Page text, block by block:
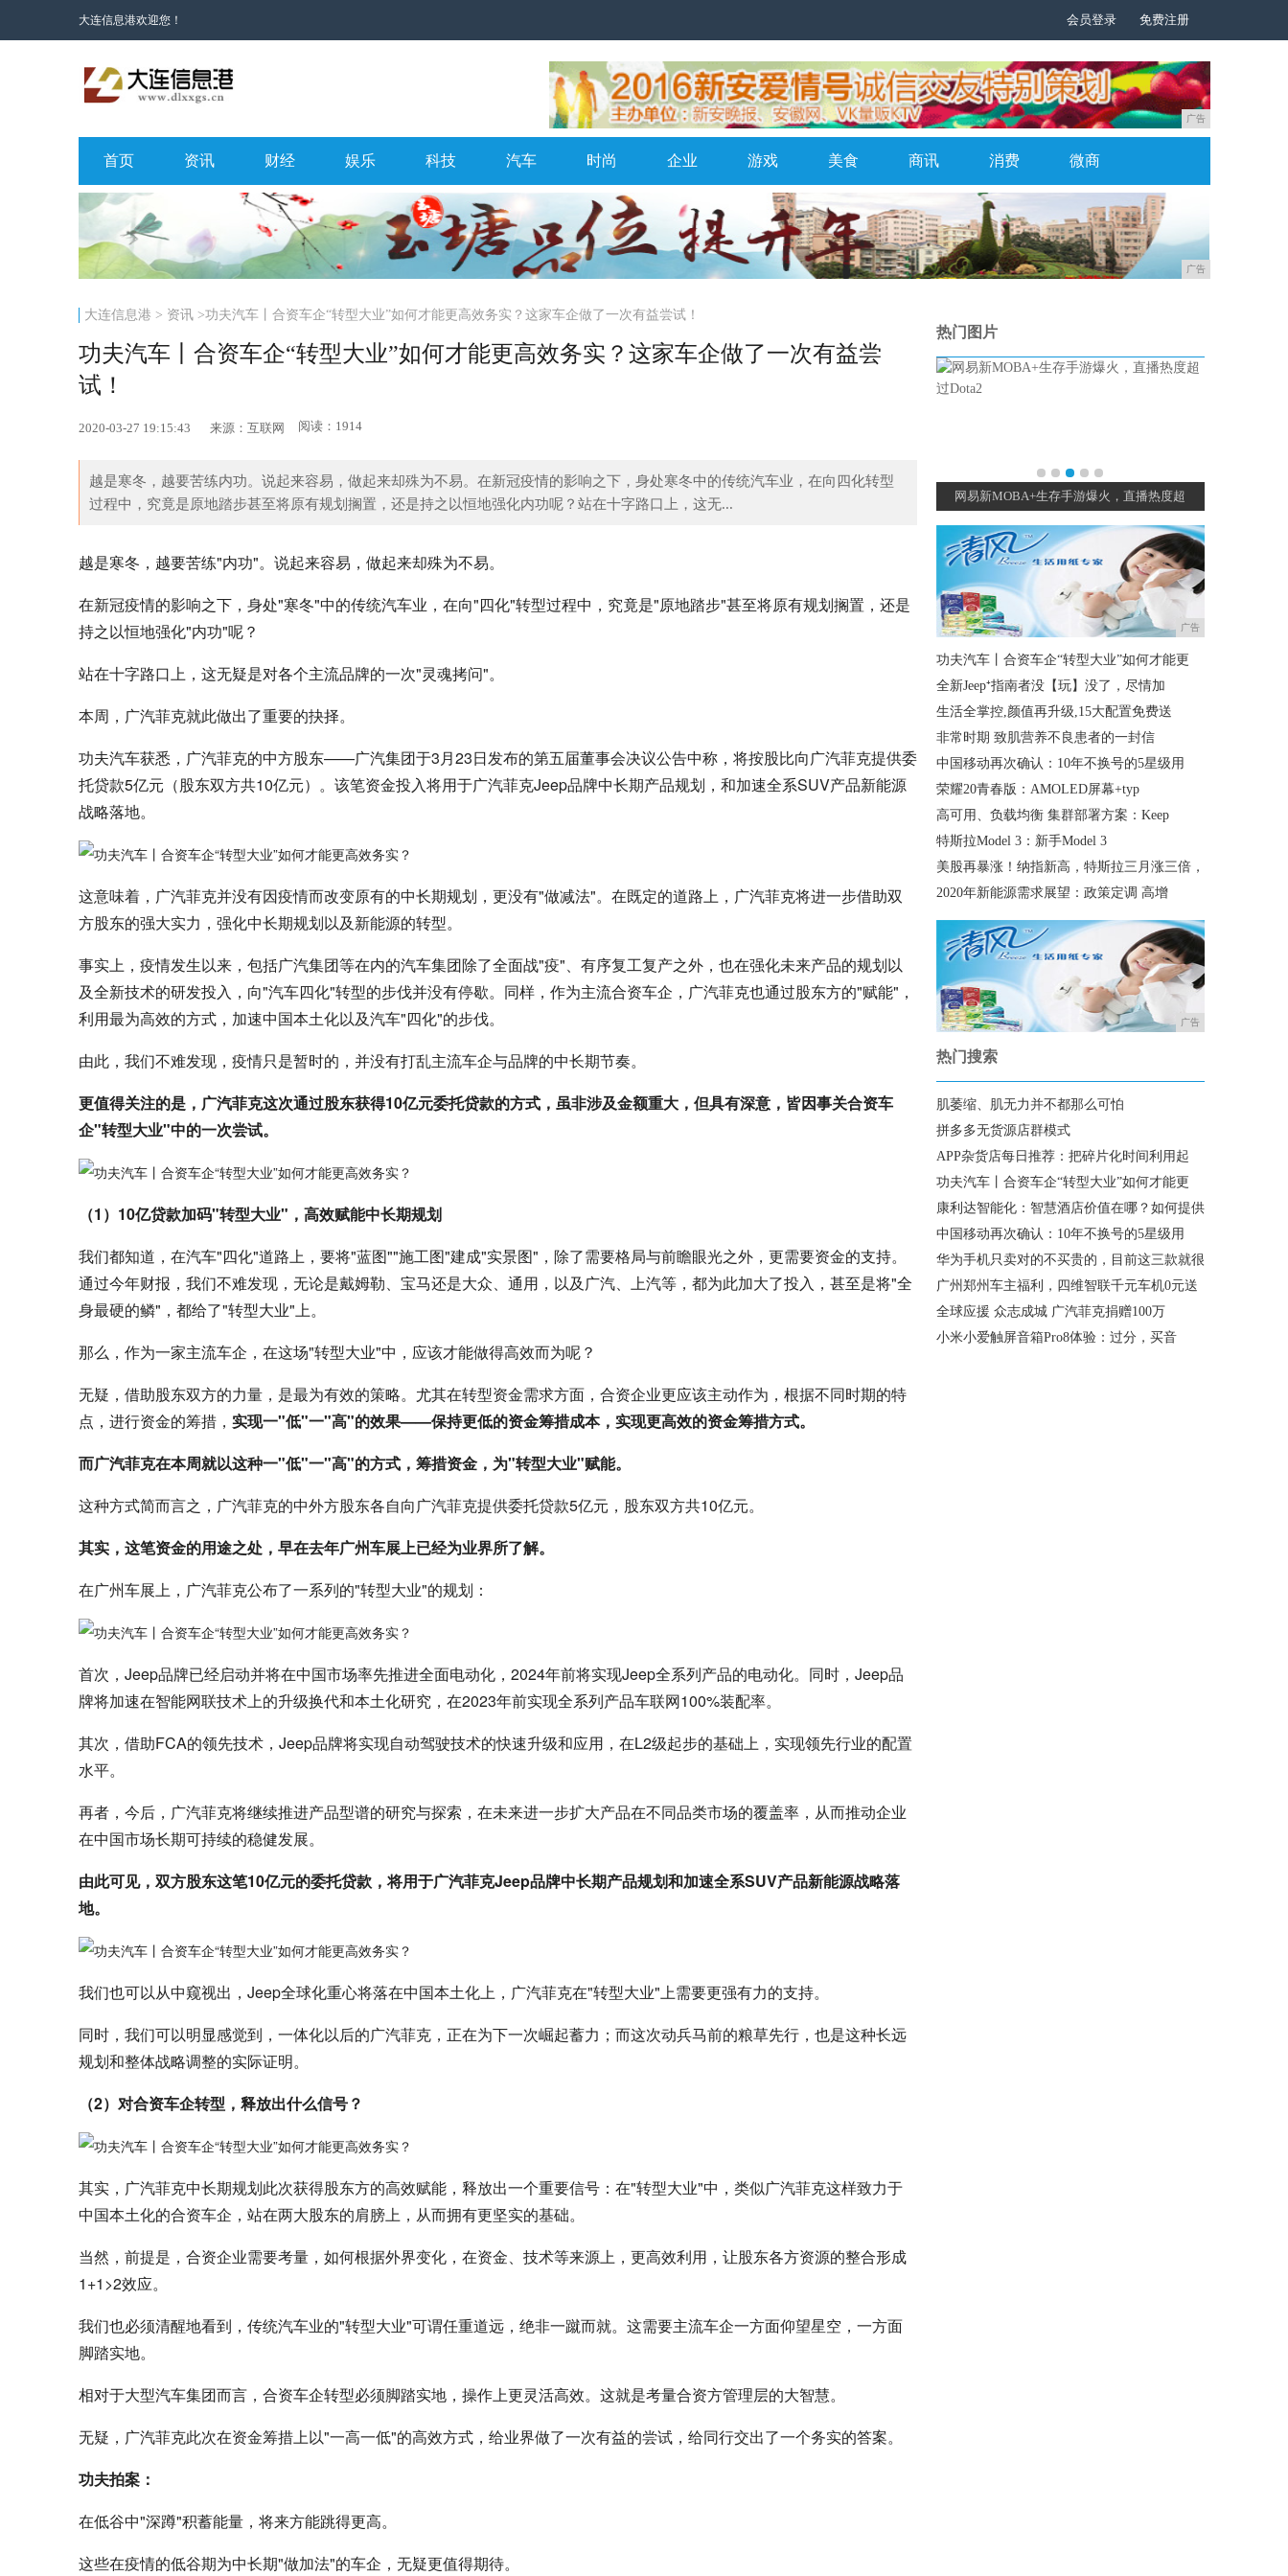
大连信息港欢迎您！ 会员登录 免费注册
广告
首页 资讯 财经 娱乐 科技 汽车 时尚 企业 游戏 美食 商讯 消费 微商
广告
大连信息港 > 资讯>功夫汽车丨合资车企“转型大业”如何才能更高效务实？这家车企做了一次有益尝试！
功夫汽车丨合资车企“转型大业”如何才能更高效务实？这家车企做了一次有益尝
试！
2020-03-27 19:15:43 来源：互联网 阅读：1914
越是寒冬，越要苦练内功。说起来容易，做起来却殊为不易。在新冠疫情的影响之下，身处寒冬中的传统汽车业，在向四化转型
过程中，究竟是原地踏步甚至将原有规划搁置，还是持之以恒地强化内功呢？站在十字路口上，这无...
越是寒冬，越要苦练"内功"。说起来容易，做起来却殊为不易。
在新冠疫情的影响之下，身处"寒冬"中的传统汽车业，在向"四化"转型过程中，究竟是"原地踏步"甚至将原有规划搁置，还是
持之以恒地强化"内功"呢？
站在十字路口上，这无疑是对各个主流品牌的一次"灵魂拷问"。
本周，广汽菲克就此做出了重要的抉择。
功夫汽车获悉，广汽菲克的中方股东——广汽集团于3月23日发布的第五届董事会决议公告中称，将按股比向广汽菲克提供委
托贷款5亿元（股东双方共10亿元）。该笔资金投入将用于广汽菲克Jeep品牌中长期产品规划，和加速全系SUV产品新能源
战略落地。
这意味着，广汽菲克并没有因疫情而改变原有的中长期规划，更没有"做减法"。在既定的道路上，广汽菲克将进一步借助双
方股东的强大实力，强化中长期规划以及新能源的转型。
事实上，疫情发生以来，包括广汽集团等在内的汽车集团除了全面战"疫"、有序复工复产之外，也在强化未来产品的规划以
及全新技术的研发投入，向"汽车四化"转型的步伐并没有停歇。同样，作为主流合资车企，广汽菲克也通过股东方的"赋能"，
利用最为高效的方式，加速中国本土化以及汽车"四化"的步伐。
由此，我们不难发现，疫情只是暂时的，并没有打乱主流车企与品牌的中长期节奏。
更值得关注的是，广汽菲克这次通过股东获得10亿元委托贷款的方式，虽非涉及金额重大，但具有深意，皆因事关合资车
企"转型大业"中的一次尝试。
（1）10亿贷款加码"转型大业"，高效赋能中长期规划
我们都知道，在汽车"四化"道路上，要将"蓝图""施工图"建成"实景图"，除了需要格局与前瞻眼光之外，更需要资金的支持。
通过今年财报，我们不难发现，无论是戴姆勒、宝马还是大众、通用，以及广汽、上汽等，都为此加大了投入，甚至是将"全
身最硬的鳞"，都给了"转型大业"上。
那么，作为一家主流车企，在这场"转型大业"中，应该才能做得高效而为呢？
无疑，借助股东双方的力量，是最为有效的策略。尤其在转型资金需求方面，合资企业更应该主动作为，根据不同时期的特
点，进行资金的筹措， 实现一"低"一"高"的效果——保持更低的资金筹措成本，实现更高效的资金筹措方式。
而广汽菲克在本周就以这种一"低"一"高"的方式，筹措资金，为"转型大业"赋能。
这种方式简而言之，广汽菲克的中外方股东各自向广汽菲克提供委托贷款5亿元，股东双方共10亿元。
其实，这笔资金的用途之处，早在去年广州车展上已经为业界所了解。
在广州车展上，广汽菲克公布了一系列的"转型大业"的规划：
首次，Jeep品牌已经启动并将在中国市场率先推进全面电动化，2024年前将实现Jeep全系列产品的电动化。同时，Jeep品
牌将加速在智能网联技术上的升级换代和本土化研究，在2023年前实现全系列产品车联网100%装配率。
其次，借助FCA的领先技术，Jeep品牌将实现自动驾驶技术的快速升级和应用，在L2级起步的基础上，实现领先行业的配置
水平。
再者，今后，广汽菲克将继续推进产品型谱的研究与探索，在未来进一步扩大产品在不同品类市场的覆盖率，从而推动企业
在中国市场长期可持续的稳健发展。
由此可见，双方股东这笔10亿元的委托贷款，将用于广汽菲克Jeep品牌中长期产品规划和加速全系SUV产品新能源战略落
地。
我们也可以从中窥视出，Jeep全球化重心将落在中国本土化上，广汽菲克在"转型大业"上需要更强有力的支持。
同时，我们可以明显感觉到，一体化以后的广汽菲克，正在为下一次崛起蓄力；而这次动兵马前的粮草先行，也是这种长远
规划和整体战略调整的实际证明。
（2）对合资车企转型，释放出什么信号？
其实，广汽菲克中长期规划此次获得股东方的高效赋能，释放出一个重要信号：在"转型大业"中，类似广汽菲克这样致力于
中国本土化的合资车企，站在两大股东的肩膀上，从而拥有更坚实的基础。
当然，前提是，合资企业需要考量，如何根据外界变化，在资金、技术等来源上，更高效利用，让股东各方资源的整合形成
1+1>2效应。
我们也必须清醒地看到，传统汽车业的"转型大业"可谓任重道远，绝非一蹴而就。这需要主流车企一方面仰望星空，一方面
脚踏实地。
相对于大型汽车集团而言，合资车企转型必须脚踏实地，操作上更灵活高效。这就是考量合资方管理层的大智慧。
无疑，广汽菲克此次在资金筹措上以"一高一低"的高效方式，给业界做了一次有益的尝试，给同行交出了一个务实的答案。
功夫拍案：
在低谷中"深蹲"积蓄能量，将来方能跳得更高。
这些在疫情的低谷期为中长期"做加法"的车企，无疑更值得期待。
热门图片
《黎明杀机》曝新章节预告！带血锁链透出恐 《生化危机：RE3》公开概念原画 网易新MOBA+生存手游爆火，直播热度超
广告
功夫汽车丨合资车企“转型大业”如何才能更
全新Jeep⁺指南者没【玩】没了，尽情加
生活全掌控,颜值再升级,15大配置免费送
非常时期 致肌营养不良患者的一封信
中国移动再次确认：10年不换号的5星级用
荣耀20青春版：AMOLED屏幕+typ
高可用、负载均衡 集群部署方案：Keep
特斯拉Model 3：新手Model 3
美股再暴涨！纳指新高，特斯拉三月涨三倍，
2020年新能源需求展望：政策定调 高增
广告
热门搜索
肌萎缩、肌无力并不都那么可怕
拼多多无货源店群模式
APP杂货店每日推荐：把碎片化时间利用起
功夫汽车丨合资车企“转型大业”如何才能更
康利达智能化：智慧酒店价值在哪？如何提供
中国移动再次确认：10年不换号的5星级用
华为手机只卖对的不买贵的，目前这三款就很
广州郑州车主福利，四维智联千元车机0元送
全球应援 众志成城 广汽菲克捐赠100万
小米小爱触屏音箱Pro8体验：过分，买音